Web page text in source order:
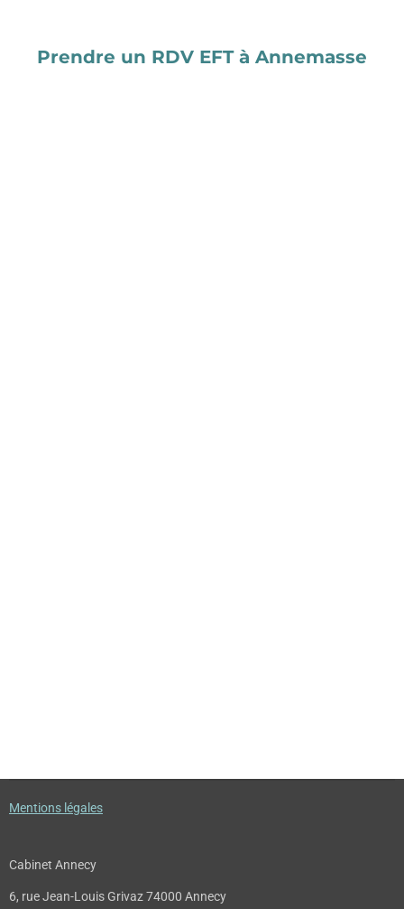
Prendre un RDV EFT à Annemasse
Mentions légales
Cabinet Annecy
6, rue Jean-Louis Grivaz 74000 Annecy